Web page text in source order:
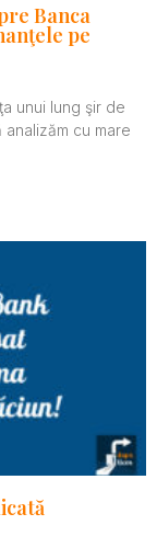
Banca
pe
unui lung şir de
cu mare